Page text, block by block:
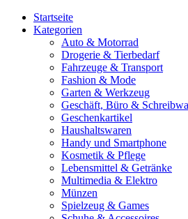
Startseite
Kategorien
Auto & Motorrad
Drogerie & Tierbedarf
Fahrzeuge & Transport
Fashion & Mode
Garten & Werkzeug
Geschäft, Büro &
Geschenkartikel
Haushaltswaren
Handy und Smartphone
Kosmetik & Pflege
Lebensmittel & Getränke
Multimedia & Elektro
Münzen
Spielzeug & Games